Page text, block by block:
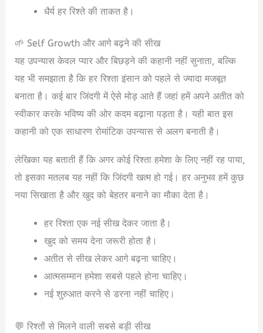
धैर्य हर रिश्ते की ताकत है।
🌱 Self Growth और आगे बढ़ने की सीख
यह उपन्यास केवल प्यार और बिछड़ने की कहानी नहीं सुनाता, बल्कि
यह भी समझाता है कि हर रिश्ता इंसान को पहले से ज्यादा मजबूत
बनाता है। कई बार जिंदगी में ऐसे मोड़ आते हैं जहां हमें अपने अतीत को
स्वीकार करके भविष्य की ओर कदम बढ़ाना पड़ता है। यही बात इस
कहानी को एक साधारण रोमांटिक उपन्यास से अलग बनाती है।
लेखिका यह बताती हैं कि अगर कोई रिश्ता हमेशा के लिए नहीं रह पाया,
तो इसका मतलब यह नहीं कि जिंदगी खत्म हो गई। हर अनुभव हमें कुछ
नया सिखाता है और खुद को बेहतर बनाने का मौका देता है।
हर रिश्ता एक नई सीख देकर जाता है।
खुद को समय देना जरूरी होता है।
अतीत से सीख लेकर आगे बढ़ना चाहिए।
आत्मसम्मान हमेशा सबसे पहले होना चाहिए।
नई शुरुआत करने से डरना नहीं चाहिए।
💬 रिश्तों से मिलने वाली सबसे बड़ी सीख